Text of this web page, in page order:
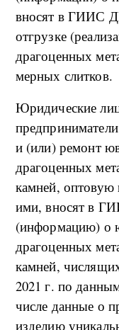
вносят в ГИИС
отгрузке
драгоценных
мерных слитков.
Юридические
и (или) ремонт
драгоценных
камней,
ими, вносят в
(информацию) о
драгоценных
камней,
2021 г. по
числе данные о
изделию